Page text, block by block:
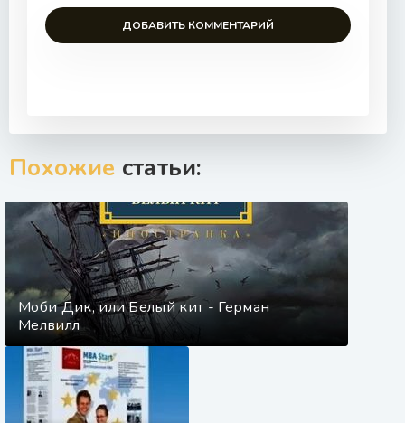
ДОБАВИТЬ КОММЕНТАРИЙ
Похожие статьи:
Моби Дик, или Белый кит - Герман
Мелвилл